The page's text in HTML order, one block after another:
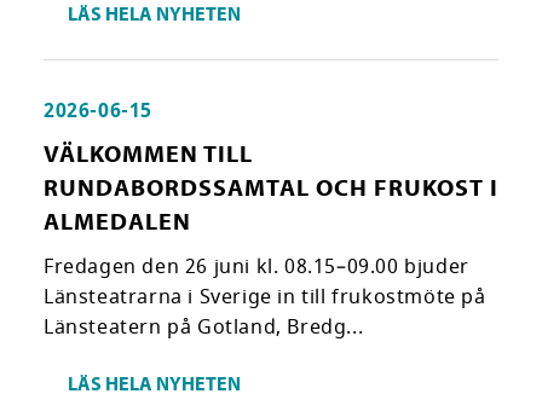
LÄS HELA NYHETEN
2026-06-15
VÄLKOMMEN TILL
RUNDABORDSSAMTAL OCH FRUKOST I
ALMEDALEN
Fredagen den 26 juni kl. 08.15–09.00 bjuder
Länsteatrarna i Sverige in till frukostmöte på
Länsteatern på Gotland, Bredg...
LÄS HELA NYHETEN